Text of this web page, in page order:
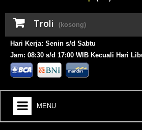
Troli (kosong)
Hari Kerja: Senin s/d Sabtu
Jam: 08:30 s/d 17:00 WIB Kecuali Hari
MENU